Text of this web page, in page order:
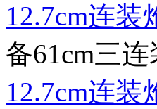
12.7cm连
备61cm三
12.7cm连